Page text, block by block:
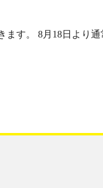
す。 8月18日より通